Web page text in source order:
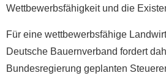
Wettbewerbsfähigkeit und die
Für eine wettbewerbsfähige
Deutsche Bauernverband fordert
Bundesregierung geplanten